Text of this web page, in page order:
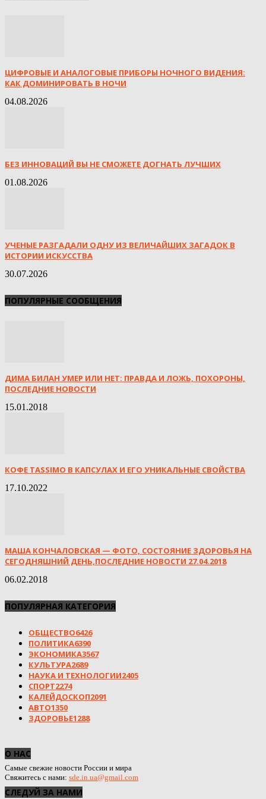
ЦИФРОВЫЕ И АНАЛОГОВЫЕ ПРИБОРЫ НОЧНОГО ВИДЕНИЯ:
КАК ДОМИНИРОВАТЬ В НОЧИ
04.08.2026
БЕЗ ИННОВАЦИЙ ВЫ НЕ СМОЖЕТЕ ДОГНАТЬ ЛУЧШИХ
01.08.2026
УЧЕНЫЕ РАЗГАДАЛИ ОДНУ ИЗ ВЕЛИЧАЙШИХ ЗАГАДОК В
ИСТОРИИ ИСКУССТВА
30.07.2026
ПОПУЛЯРНЫЕ СООБЩЕНИЯ
ДИМА БИЛАН УМЕР ИЛИ НЕТ: ПРАВДА И ЛОЖЬ, ПОХОРОНЫ,
ПОСЛЕДНИЕ НОВОСТИ
15.01.2018
КОФЕ TASSIMO В КАПСУЛАХ И ЕГО УНИКАЛЬНЫЕ СВОЙСТВА
17.10.2022
МАША КОНЧАЛОВСКАЯ — ФОТО, СОСТОЯНИЕ ЗДОРОВЬЯ НА
СЕГОДНЯШНИЙ ДЕНЬ,ПОСЛЕДНИЕ НОВОСТИ 27.04.2018
06.02.2018
ПОПУЛЯРНАЯ КАТЕГОРИЯ
ОБЩЕСТВО6426
ПОЛИТИКА6390
ЭКОНОМИКА3567
КУЛЬТУРА2689
НАУКА И ТЕХНОЛОГИИ2405
СПОРТ2274
КАЛЕЙДОСКОП2091
АВТО1350
ЗДОРОВЬЕ1288
О НАС
Самые свежие новости России и мира
Свяжитесь с нами: sde.in.ua@gmail.com
СЛЕДУЙ ЗА НАМИ